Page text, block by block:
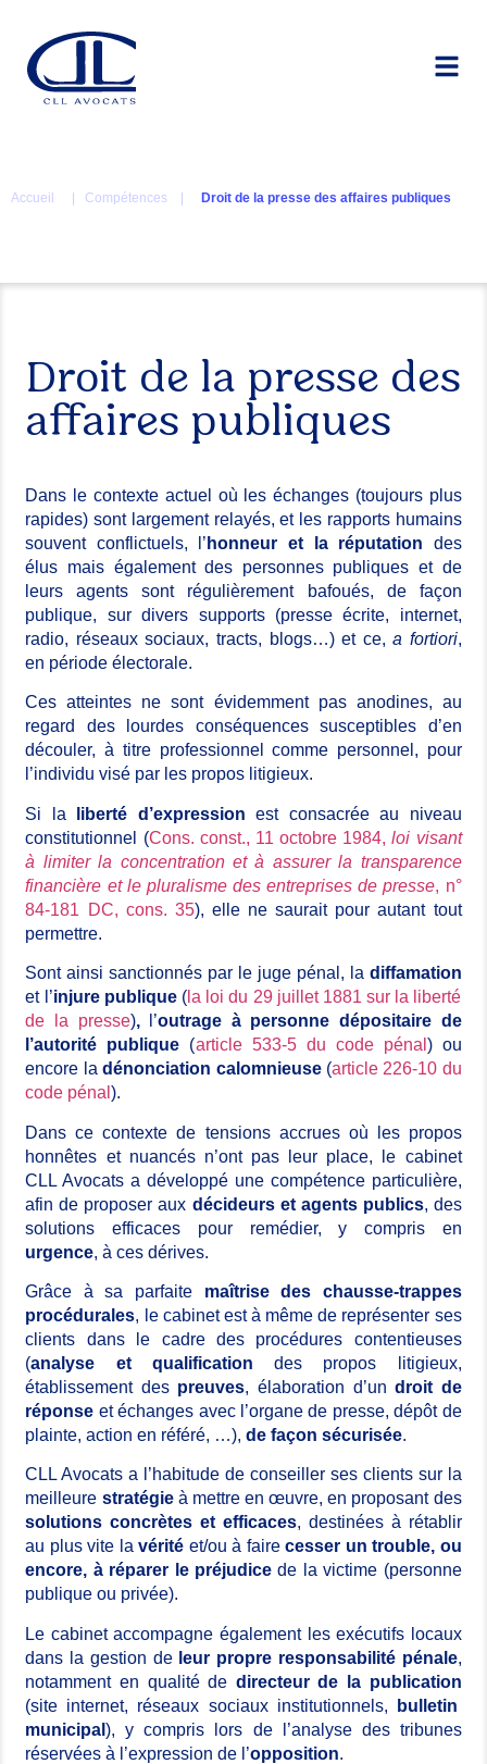
Accueil | Compétences | Droit de la presse des affaires publiques
Droit de la presse des
affaires publiques
Dans le contexte actuel où les échanges (toujours plus
rapides) sont largement relayés, et les rapports humains
souvent conflictuels, l’ honneur et la réputation des
élus mais également des personnes publiques et de
leurs agents sont régulièrement bafoués, de façon
publique, sur divers supports (presse écrite, internet,
radio, réseaux sociaux, tracts, blogs…) et ce,a fortiori,
en période électorale.
Ces atteintes ne sont évidemment pas anodines, au
regard des lourdes conséquences susceptibles d’en
découler, à titre professionnel comme personnel, pour
l’individu visé par les propos litigieux.
Si la liberté d’expression est consacrée au niveau
constitutionnel (Cons. const., 11 octobre 1984,loi visant
à limiter la concentration et à assurer la transparence
financière et le pluralisme des entreprises de presse, n°
84-181 DC, cons. 35), elle ne saurait pour autant tout
permettre.
Sont ainsi sanctionnés par le juge pénal, la diffamation
et l’injure publique (la loi du 29 juillet 1881 sur la liberté
de la presse), l’outrage à personne dépositaire de
l’autorité publique (article 533-5 du code pénal ) ou
encore ladénonciation calomnieuse(article 226-10 du
code pénal).
Dans ce contexte de tensions accrues où les propos
honnêtes et nuancés n’ont pas leur place, le cabinet
CLLAvocats a développé une compétence particulière,
afin de proposer aux décideurs et agents publics, des
solutions efficaces pour remédier, y compris en
urgence, à ces dérives.
Grâce à sa parfaite maîtrise des chausse-trappes
procédurales, le cabinet est à même de représenter ses
clients dans le cadre des procédures contentieuses
(analyse et qualificationdes propos litigieux,
établissement des preuves, élaboration d’undroit de
réponse et échanges avec l’organe de presse, dépôt de
plainte, action en référé, …),de façon sécurisée.
CLLAvocats a l’habitude de conseiller ses clients sur la
meilleure stratégieà mettre en œuvre, en proposant des
solutions concrètes et efficaces, destinées à rétablir
au plus vite lavérité et/ou à fairecesser un trouble, ou
encore, à réparer le préjudicede la victime (personne
publique ou privée).
Le cabinet accompagne également les exécutifs locaux
dans la gestion de leur propre responsabilité pénale,
notamment en qualité de directeur de la publication
(site internet, réseaux sociaux institutionnels,
bulletin
municipal), y compris lors de l’analyse des tribunes
réservées à l’expression de l’opposition.